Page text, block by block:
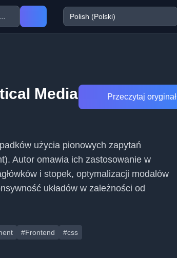
Media
Przeczytaj oryginał
użycia pionowych zapytań
Autor omawia ich zastosowanie w
i stopek, optymalizacji modalów
układów w zależności od
#Frontend #css